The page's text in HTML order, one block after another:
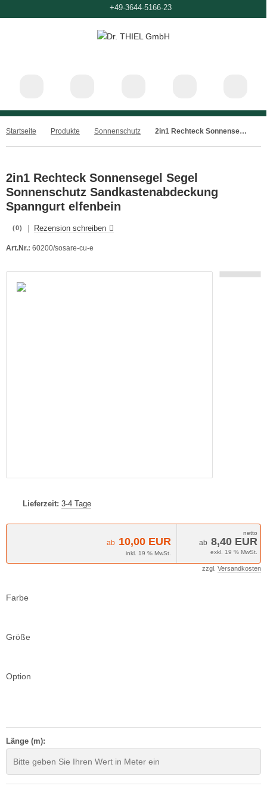
+49-3644-5166-23
Startseite Produkte Sonnenschutz 2in1 Rechteck Sonnensegel Segel Sonnenschutz Sandkastenabdeckung Spanngurt elfenbein
2in1 Rechteck Sonnensegel Segel
Sonnenschutz Sandkastenabdeckung
Spanngurt elfenbein
(0) Rezension schreiben
Art.Nr.: 60200/sosare-cu-e
Lieferzeit: 3-4 Tage
ab 10,00 EUR
inkl. 19 % MwSt.
ab 8,40 EUR
exkl. 19 % MwSt.
zzgl. Versandkosten
Farbe
Größe
Option
Länge (m):